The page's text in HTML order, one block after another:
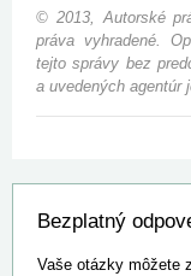
© 2013, Autorské
práva vyhradené.
tejto správy bez
a uvedených agentúr
Bezplatný
Vaše otázky môžete